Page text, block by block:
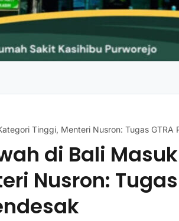
Tinggi, Menteri Nusron: Tugas GTRA
di Bali Masuk
Nusron: Tugas